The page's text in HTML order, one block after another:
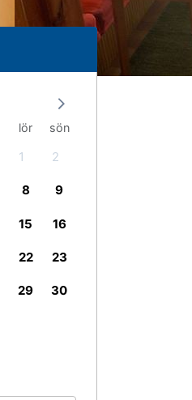
lör sön
1 2
8 9
15 16
22 23
29 30